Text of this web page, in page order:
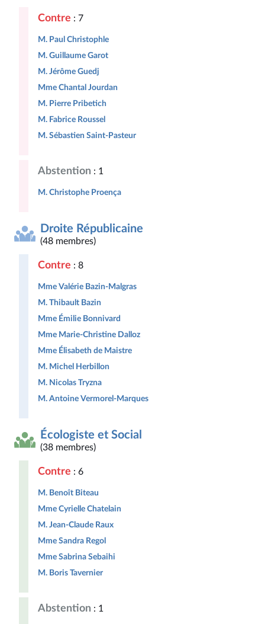
Contre : 7
M. Paul Christophle
M. Guillaume Garot
M. Jérôme Guedj
Mme Chantal Jourdan
M. Pierre Pribetich
M. Fabrice Roussel
M. Sébastien Saint-Pasteur
Abstention : 1
M. Christophe Proença
Droite Républicaine
(48 membres)
Contre : 8
Mme Valérie Bazin-Malgras
M. Thibault Bazin
Mme Émilie Bonnivard
Mme Marie-Christine Dalloz
Mme Élisabeth de Maistre
M. Michel Herbillon
M. Nicolas Tryzna
M. Antoine Vermorel-Marques
Écologiste et Social
(38 membres)
Contre : 6
M. Benoît Biteau
Mme Cyrielle Chatelain
M. Jean-Claude Raux
Mme Sandra Regol
Mme Sabrina Sebaihi
M. Boris Tavernier
Abstention : 1